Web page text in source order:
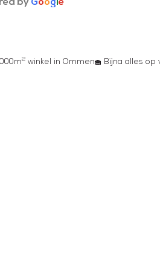
by Goog e
2winkel in Ommen Bijna alles op